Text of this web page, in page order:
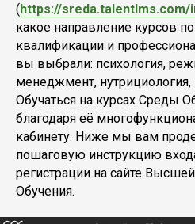
(https://sreda.talentlms.com/
какое направление курсов
квалификации и
вы выбрали: психология,
менеджмент, нутрициология,
Обучаться на курсах Среды
благодаря её
кабинету. Ниже мы вам
пошаговую инструкцию
регистрации на сайте
Обучения.